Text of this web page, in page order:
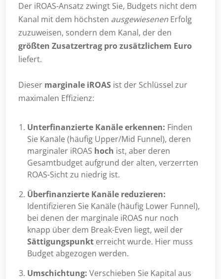
Der iROAS-Ansatz zwingt Sie, Budgets nicht dem
Kanal mit dem höchsten ausgewiesenen Erfolg
zuzuweisen, sondern dem Kanal, der den
größten Zusatzertrag pro zusätzlichem Euro
liefert.
Dieser marginale iROAS ist der Schlüssel zur
maximalen Effizienz:
Unterfinanzierte Kanäle erkennen: Finden
Sie Kanäle (häufig Upper/Mid Funnel), deren
marginaler iROAS hoch ist, aber deren
Gesamtbudget aufgrund der alten, verzerrten
ROAS-Sicht zu niedrig ist.
Überfinanzierte Kanäle reduzieren:
Identifizieren Sie Kanäle (häufig Lower Funnel),
bei denen der marginale iROAS nur noch
knapp über dem Break-Even liegt, weil der
Sättigungspunkt erreicht wurde. Hier muss
Budget abgezogen werden.
Umschichtung: Verschieben Sie Kapital aus